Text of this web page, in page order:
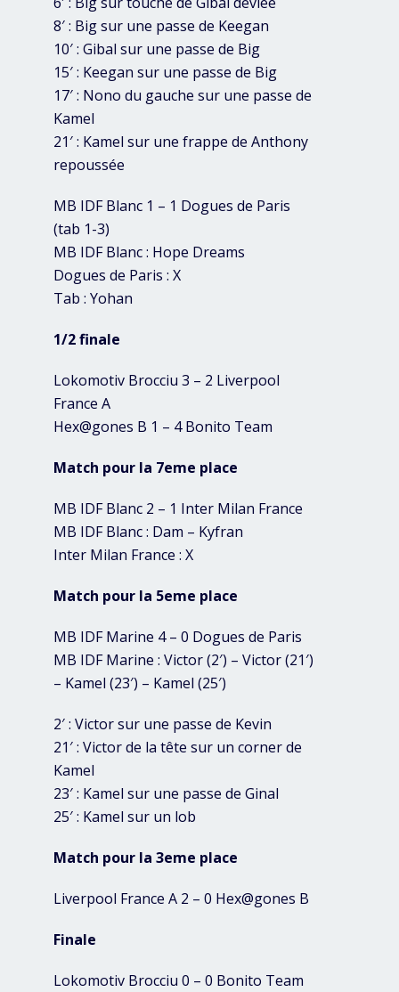
8′ : Big sur une passe de Keegan
10′ : Gibal sur une passe de Big
15′ : Keegan sur une passe de Big
17′ : Nono du gauche sur une passe de
Kamel
21′ : Kamel sur une frappe de Anthony
repoussée
MB IDF Blanc 1 – 1 Dogues de Paris
(tab 1-3)
MB IDF Blanc : Hope Dreams
Dogues de Paris : X
Tab : Yohan
1/2 finale
Lokomotiv Brocciu 3 – 2 Liverpool
France A
Hex@gones B 1 – 4 Bonito Team
Match pour la 7eme place
MB IDF Blanc 2 – 1 Inter Milan France
MB IDF Blanc : Dam – Kyfran
Inter Milan France : X
Match pour la 5eme place
MB IDF Marine 4 – 0 Dogues de Paris
MB IDF Marine : Victor (2′) – Victor (21′)
– Kamel (23′) – Kamel (25′)
2′ : Victor sur une passe de Kevin
21′ : Victor de la tête sur un corner de
Kamel
23′ : Kamel sur une passe de Ginal
25′ : Kamel sur un lob
Match pour la 3eme place
Liverpool France A 2 – 0 Hex@gones B
Finale
Lokomotiv Brocciu 0 – 0 Bonito Team